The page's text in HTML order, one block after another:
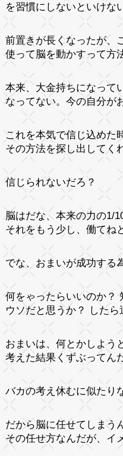
を習慣にしないといけな
前置きが長くなったが、
使って脳を動かすって方
本来、大金持ちになって
なってない。今の自分が
これを本気で信じ込めた
その方法を探し出してく
信じられないだろ？
脳はだな、本来の力の1/
それをもう少し、働てね
でな、おまいが成功する
何をゃったらいいのか？
ウソだと思うか？ したら
おまいは、何とかしよう
考えた結果くずぶってん
バカの考え休むに似たり
だから脳に任せてしまう
その任せ方なんだが、イ